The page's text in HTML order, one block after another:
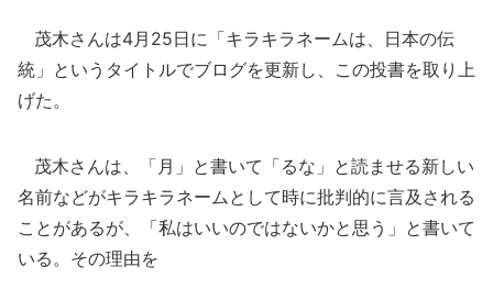
茂木さんは4月25日に「キラキラネームは、日本の伝
統」というタイトルでブログを更新し、この投書を取り上
げた。
茂木さんは、「月」と書いて「るな」と読ませる新しい
名前などがキラキラネームとして時に批判的に言及される
ことがあるが、「私はいいのではないかと思う」と書いて
いる。その理由を